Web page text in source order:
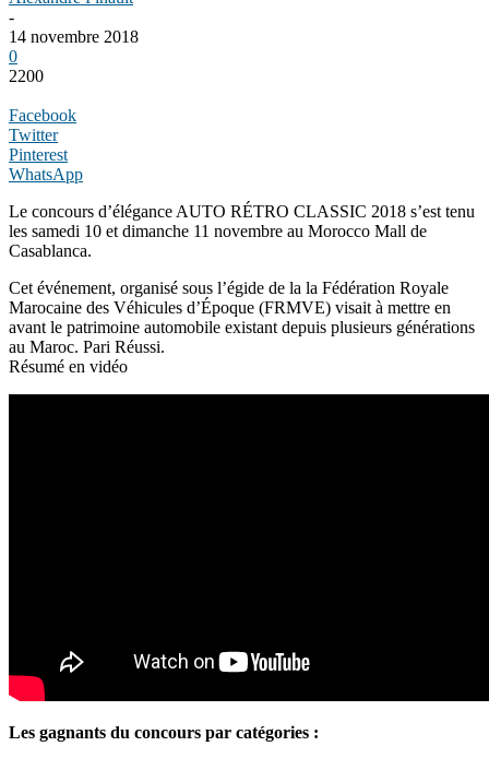
-
14 novembre 2018
0
2200
Facebook
Twitter
Pinterest
WhatsApp
Le concours d’élégance AUTO RÉTRO CLASSIC 2018 s’est tenu
les samedi 10 et dimanche 11 novembre au Morocco Mall de
Casablanca.
Cet événement, organisé sous l’égide de la la Fédération Royale
Marocaine des Véhicules d’Époque (FRMVE) visait à mettre en
avant le patrimoine automobile existant depuis plusieurs générations
au Maroc. Pari Réussi.
Résumé en vidéo
Les gagnants du concours par catégories :